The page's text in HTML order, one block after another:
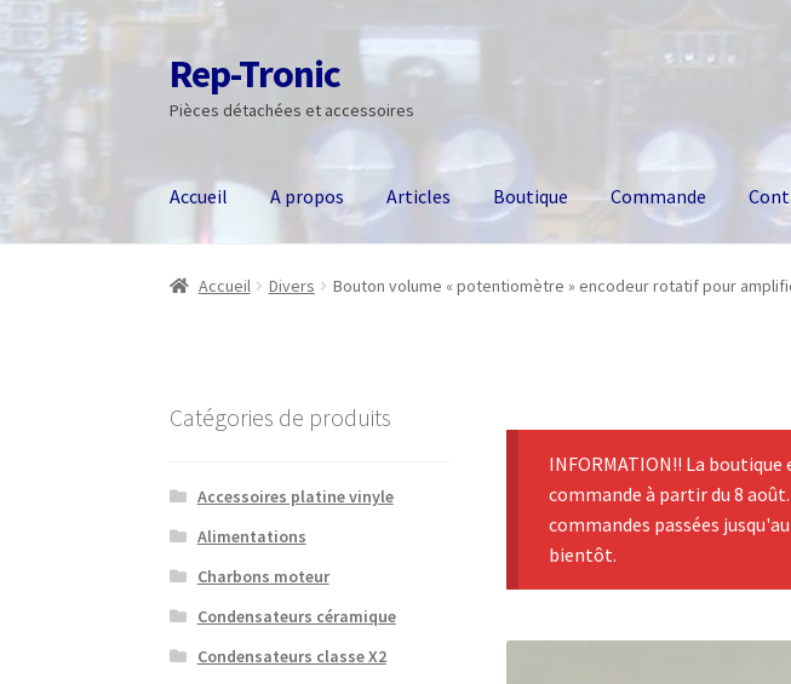
Aller
à
la
Aller
au
contenu
Rep-Tronic
Pièces détachées et accessoires
Accueil A propos Articles Boutique Commande
Accueil Divers Bouton volume « potentiomètre » encodeur rotatif pour
INFORMATION!! La
commande à partir du 8
commandes passées
bientôt.
Catégories de produits
Accessoires platine vinyle
Alimentations
Charbons moteur
Condensateurs céramique
Condensateurs classe X2